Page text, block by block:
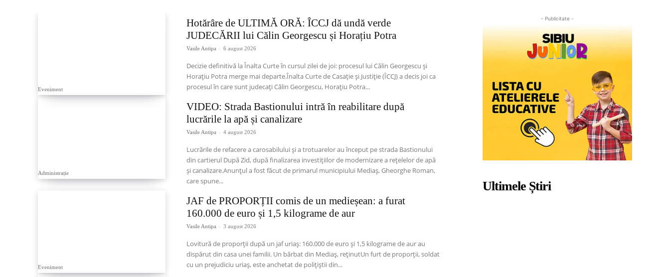
Eveniment
Hotărâre de ULTIMĂ ORĂ: ÎCCJ dă undă verde
JUDECĂRII lui Călin Georgescu și Horațiu Potra
Vasile Antipa - 6 august 2026
Decizie definitivă la Înalta Curte în cursul zilei de joi: procesul lui Călin Georgescu și
Horațiu Potra merge mai departe.Înalta Curte de Casație și Justiție (ÎCCJ) a decis joi ca
procesul în care sunt judecați Călin Georgescu, Horațiu Potra...
Administrație
VIDEO: Strada Bastionului intră în reabilitare după
lucrările la apă și canalizare
Vasile Antipa - 4 august 2026
Lucrările de refacere a carosabilului și a trotuarelor au început pe strada Bastionului
din cartierul După Zid, după finalizarea investițiilor de modernizare a rețelelor de apă
și canalizare.Anunțul a fost făcut de primarul municipiului Mediaș, Gheorghe Roman,
care spune...
Eveniment
JAF de PROPORȚII comis de un medieșean: a furat
160.000 de euro și 1,5 kilograme de aur
Vasile Antipa - 3 august 2026
Lovitură de proporții după un jaf uriaș: 160.000 de euro și 1,5 kilograme de aur au
dispărut din casa unei familii. Un bărbat din Mediaș, reținutUn furt de proporții, soldat
cu un prejudiciu uriaș, este anchetat de polițiștii din...
- Publicitate -
Ultimele Știri